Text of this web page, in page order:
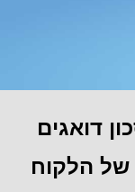
דואגים
של הלקוח